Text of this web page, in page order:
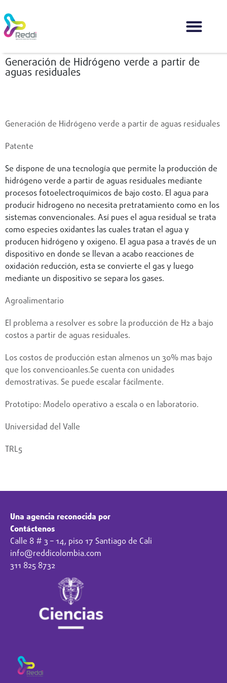
Generación de Hidrógeno verde a partir de
aguas residuales
Generación de Hidrógeno verde a partir de aguas residuales
Patente
Se dispone de una tecnología que permite la producción de
hidrógeno verde a partir de aguas residuales mediante
procesos fotoelectroquímicos de bajo costo. El agua para
producir hidrogeno no necesita pretratamiento como en los
sistemas convencionales. Así pues el agua residual se trata
como especies oxidantes las cuales tratan el agua y
producen hidrógeno y oxigeno. El agua pasa a través de un
dispositivo en donde se llevan a acabo reacciones de
oxidación reducción, esta se convierte el gas y luego
mediante un dispositivo se separa los gases.
Agroalimentario
El problema a resolver es sobre la producción de H2 a bajo
costos a partir de aguas residuales.
Los costos de producción estan almenos un 30% mas bajo
que los convencioanles.Se cuenta con unidades
demostrativas. Se puede escalar fácilmente.
Prototipo: Modelo operativo a escala o en laboratorio.
Universidad del Valle
TRL5
Una agencia reconocida por
Contáctenos
Calle 8 # 3 – 14, piso 17 Santiago de Cali
info@reddicolombia.com
311 825 8732